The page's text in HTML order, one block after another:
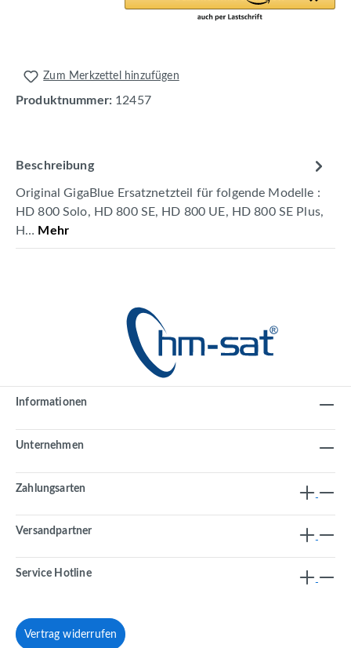
Zum Merkzettel hinzufügen
Produktnummer: 12457
Beschreibung
Original GigaBlue Ersatznetzteil für folgende Modelle :
HD 800 Solo, HD 800 SE, HD 800 UE, HD 800 SE Plus,
H… Mehr
Informationen
Unternehmen
Zahlungsarten
Versandpartner
Service Hotline
Vertrag widerrufen